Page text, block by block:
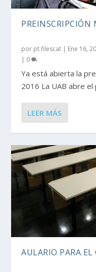
PREINSCRIPCIÓN
por pt.filescat | Ene 16,
| 0
Ya está abierta la
2016 La UAB abre
LEER MÁS
AULARIO PARA